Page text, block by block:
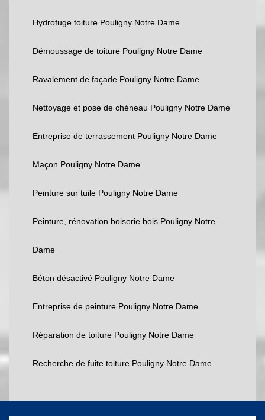
Hydrofuge toiture Pouligny Notre Dame
Démoussage de toiture Pouligny Notre Dame
Ravalement de façade Pouligny Notre Dame
Nettoyage et pose de chéneau Pouligny Notre Dame
Entreprise de terrassement Pouligny Notre Dame
Maçon Pouligny Notre Dame
Peinture sur tuile Pouligny Notre Dame
Peinture, rénovation boiserie bois Pouligny Notre
Dame
Béton désactivé Pouligny Notre Dame
Entreprise de peinture Pouligny Notre Dame
Réparation de toiture Pouligny Notre Dame
Recherche de fuite toiture Pouligny Notre Dame